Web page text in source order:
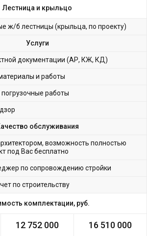
Лестница и крыльцо
ж/б лестницы (крыльца, по проекту)
Услуги
документации (АР, КЖ, КД)
и работы
работы
обслуживания
возможность полностью
под Вас бесплатно
по сопровождению стройки
по строительству
комплектации, руб.
12 752 000 16 510 000